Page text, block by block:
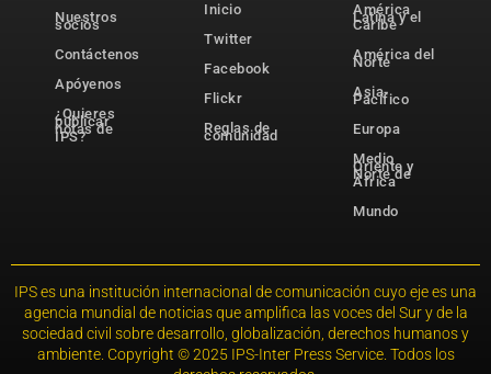
Nuestros
socios
Contáctenos
Apóyenos
¿Quieres
publicar
notas de
IPS?
Inicio
Twitter
Facebook
Flickr
Reglas de
comunidad
América
Latina y el
Caribe
América del
Norte
Asia-
Pacífico
Europa
Medio
Oriente y
Norte de
África
Mundo
IPS es una institución internacional de comunicación cuyo eje es una
agencia mundial de noticias que amplifica las voces del Sur y de la
sociedad civil sobre desarrollo, globalización, derechos humanos y
ambiente. Copyright © 2025 IPS-Inter Press Service. Todos los